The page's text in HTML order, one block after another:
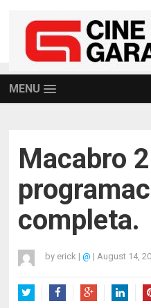
MENU
Macabro
completa.
by erick | @ | August 14,